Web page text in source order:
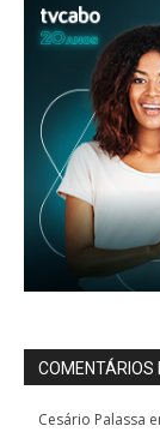
COMENTÁRIOS
Cesário Palassa